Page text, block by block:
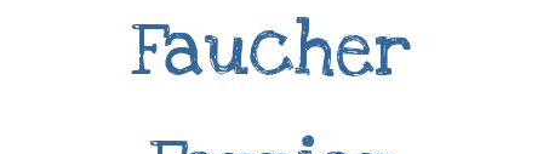
Faucher